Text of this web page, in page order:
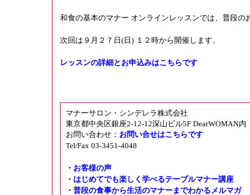
和食の基本のマナー オンラインレッスンでは、普段の
次回は９月２７日(日) １２時から開催します。
レッスンの詳細とお申込みはこちらです
マナーサロン・シンデレラ株式会社
東京都中央区銀座2-12-12深山ビル5F DearWOMAN内
お問い合わせ： お問い合せはこちらです
Tel/Fax 03-3451-4048
・お客様の声
・はじめてでも楽しく学べるテーブルマナー講座
・普段の食事から生活のマナーまでわかるメルマガ